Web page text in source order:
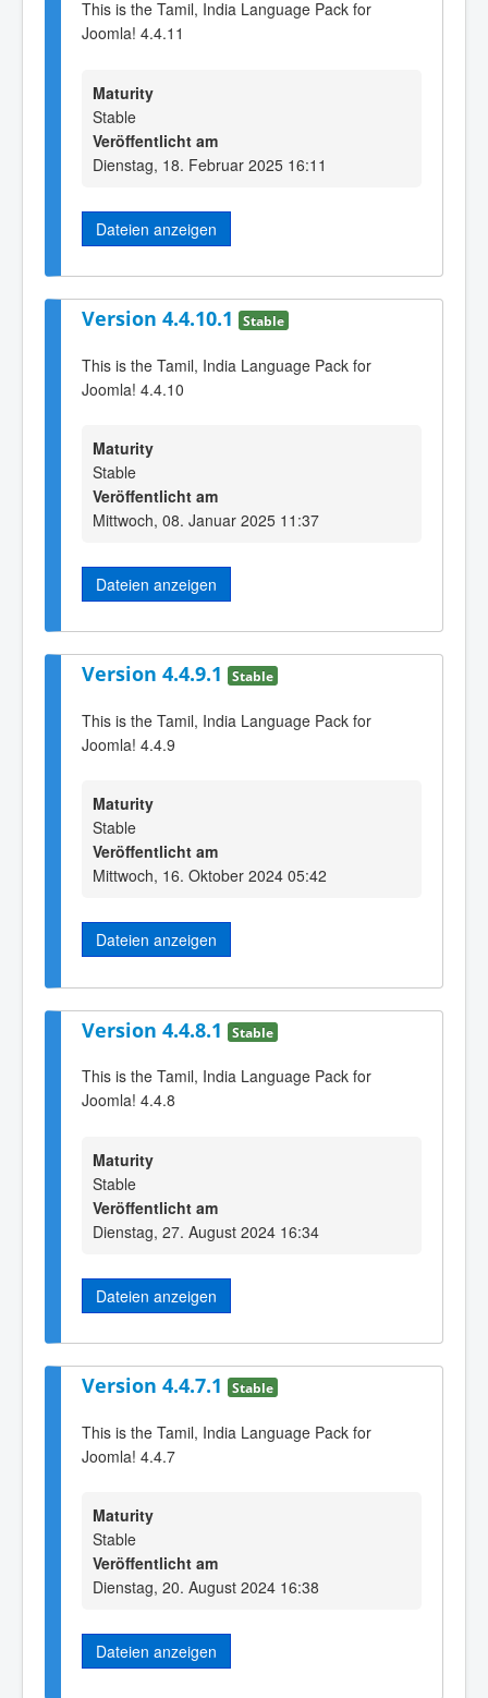
This is the Tamil, India Language Pack for
Joomla! 4.4.11
Maturity
Stable
Veröffentlicht am
Dienstag, 18. Februar 2025 16:11
Dateien anzeigen
Version 4.4.10.1 Stable
This is the Tamil, India Language Pack for
Joomla! 4.4.10
Maturity
Stable
Veröffentlicht am
Mittwoch, 08. Januar 2025 11:37
Dateien anzeigen
Version 4.4.9.1 Stable
This is the Tamil, India Language Pack for
Joomla! 4.4.9
Maturity
Stable
Veröffentlicht am
Mittwoch, 16. Oktober 2024 05:42
Dateien anzeigen
Version 4.4.8.1 Stable
This is the Tamil, India Language Pack for
Joomla! 4.4.8
Maturity
Stable
Veröffentlicht am
Dienstag, 27. August 2024 16:34
Dateien anzeigen
Version 4.4.7.1 Stable
This is the Tamil, India Language Pack for
Joomla! 4.4.7
Maturity
Stable
Veröffentlicht am
Dienstag, 20. August 2024 16:38
Dateien anzeigen